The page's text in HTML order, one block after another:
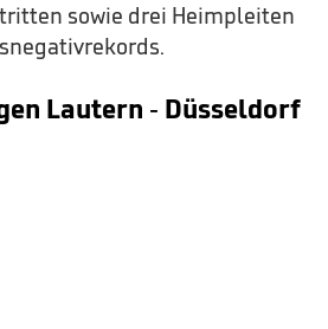
sowie drei Heimpleiten
Lautern - Düsseldorf